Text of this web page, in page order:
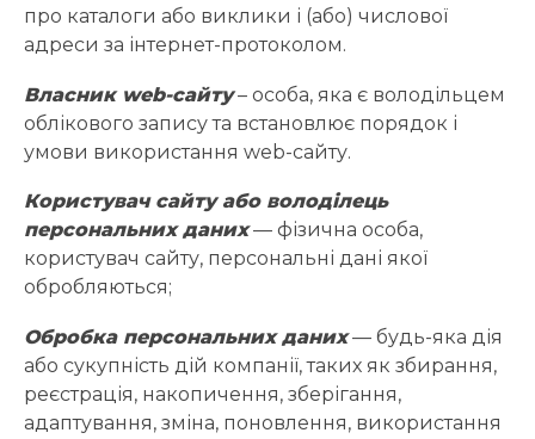
про каталоги або виклики і (або) числової
адреси за інтернет-протоколом.
Власник web-сайту– особа, яка є володільцем
облікового запису та встановлює порядок і
умови використання web-сайту.
Користувач сайту або володілець
персональних даних— фізична особа,
користувач сайту, персональні дані якої
обробляються;
Обробка персональних даних— будь-яка дія
або сукупність дій компанії, таких як збирання,
реєстрація, накопичення, зберігання,
адаптування, зміна, поновлення, використання